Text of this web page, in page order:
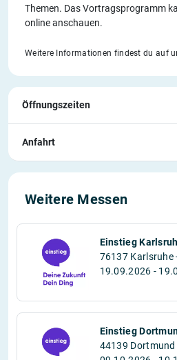
Themen. Das Vortragsprogramm
online anschauen.
Weitere Informationen findest du auf
Öffnungszeiten
Anfahrt
Weitere Messen
Einstieg
76137 Karlsruhe
19.09.2026 -
Einstieg
44139 Dortmund